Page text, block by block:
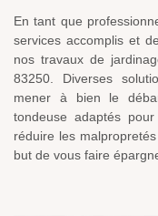
En tant que
services accomplis et
nos travaux de
83250. Diverses
mener à bien le
tondeuse adaptés
réduire les
but de vous faire